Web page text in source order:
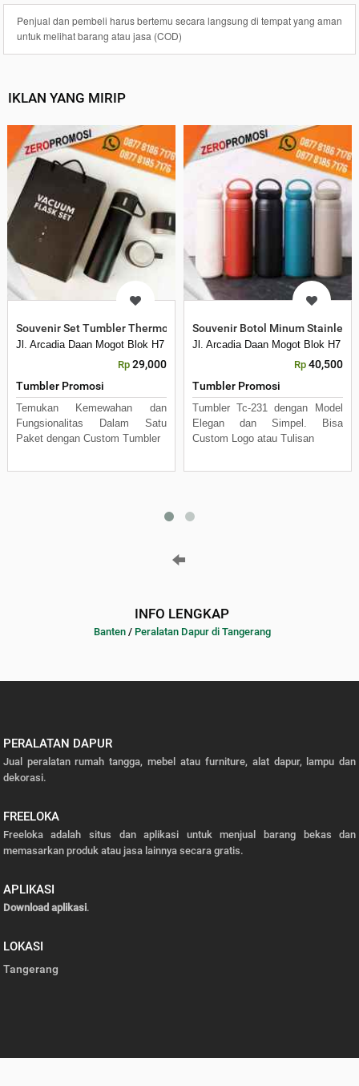
Penjual dan pembeli harus bertemu secara langsung di tempat yang aman
untuk melihat barang atau jasa (COD)
IKLAN YANG MIRIP
Souvenir Set Tumbler Thermos Vacuum Flask Gift Box Hampers
Jl. Arcadia Daan Mogot Blok H7 No 16 Daan Mogot Km 21. Kecamatan
Rp 29,000
Tumbler Promosi
Temukan Kemewahan dan
Fungsionalitas Dalam Satu
Paket dengan Custom Tumbler
Souvenir Botol Minum Stainless
Jl. Arcadia Daan Mogot Blok H7
Rp 40,500
Tumbler Promosi
Tumbler Tc-231 dengan Model
Elegan dan Simpel. Bisa
Custom Logo atau Tulisan
INFO LENGKAP
Banten/ Peralatan Dapur di Tangerang
PERALATAN DAPUR
Jual peralatan rumah tangga, mebel atau furniture, alat dapur, lampu dan
dekorasi.
FREELOKA
Freeloka adalah situs dan aplikasi untuk menjual barang bekas dan
memasarkan produk atau jasa lainnya secara gratis.
APLIKASI
Download aplikasi.
LOKASI
Tangerang